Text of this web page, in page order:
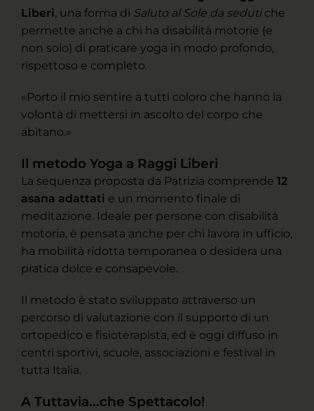
Liberi, una forma di Saluto al Sole da sedutiche
permette anche a chi ha disabilità motorie (e
non solo) di praticare yoga in modo profondo,
rispettoso e completo.
«Porto il mio sentire a tutti coloro che hanno la
volontà di mettersi in ascolto del corpo che
abitano.»
Il metodo Yoga a Raggi Liberi
La sequenza proposta da Patrizia comprende 12
asana adattati e un momento finale di
meditazione. Ideale per persone con disabilità
motoria, è pensata anche per chi lavora in ufficio,
ha mobilità ridotta temporanea o desidera una
pratica dolce e consapevole.
Il metodo è stato sviluppato attraverso un
percorso di valutazione con il supporto di un
ortopedico e fisioterapista, ed è oggi diffuso in
centri sportivi, scuole, associazioni e festival in
tutta Italia.
A Tuttavia...che Spettacolo!